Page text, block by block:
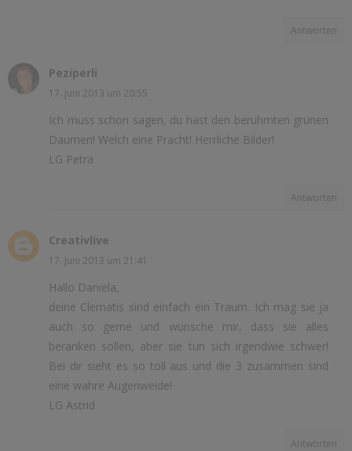
Antworten
Peziperli
17. Juni 2013 um 20:55
Ich muss schon sagen, du hast den berühmten grünen
Daumen! Welch eine Pracht! Herrliche Bilder!
LG Petra
Antworten
Creativlive
17. Juni 2013 um 21:41
Hallo Daniela,
deine Clematis sind einfach ein Traum. Ich mag sie ja
auch so gerne und wünsche mir, dass sie alles
beranken sollen, aber sie tun sich irgendwie schwer!
Bei dir sieht es so toll aus und die 3 zusammen sind
eine wahre Augenweide!
LG Astrid
Antworten